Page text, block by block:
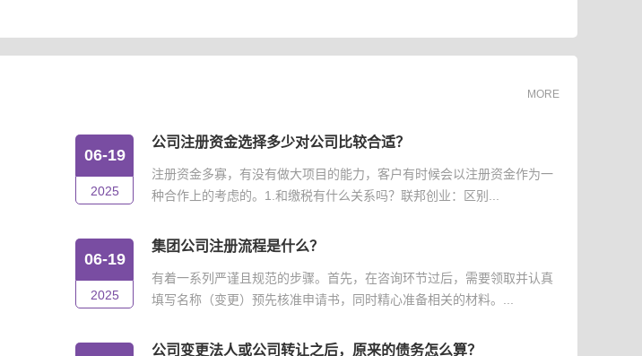
MORE
06-19
2025
公司注册资金选择多少对公司比较合适？
注册资金多寡，有没有做大项目的能力，客户有时候会以注册资金作为一
种合作上的考虑的。1.和缴税有什么关系吗？联邦创业：区别...
06-19
2025
集团公司注册流程是什么？
有着一系列严谨且规范的步骤。首先，在咨询环节过后，需要领取并认真
填写名称（变更）预先核准申请书，同时精心准备相关的材料。...
公司变更法人或公司转让之后，原来的债务怎么算？